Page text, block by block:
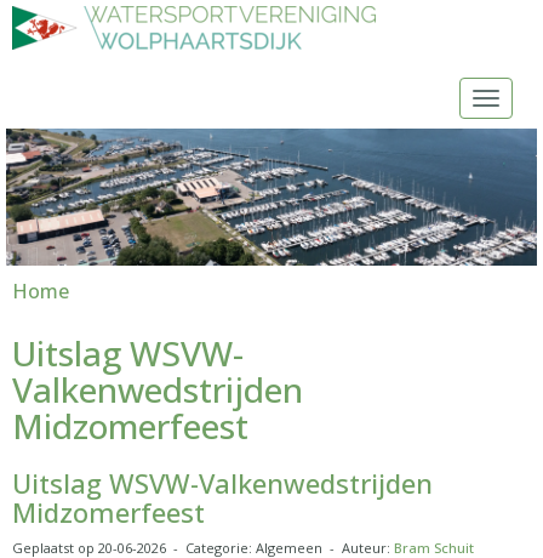
Home
Uitslag WSVW-
Valkenwedstrijden
Midzomerfeest
Uitslag WSVW-Valkenwedstrijden
Midzomerfeest
Geplaatst op 20-06-2026 - Categorie: Algemeen - Auteur: Bram Schuit